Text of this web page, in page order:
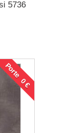
5736
Porte 0 €